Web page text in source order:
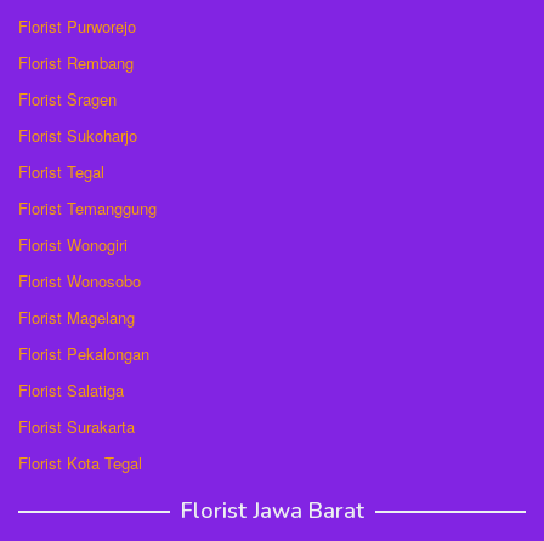
Florist Purworejo
Florist Rembang
Florist Sragen
Florist Sukoharjo
Florist Tegal
Florist Temanggung
Florist Wonogiri
Florist Wonosobo
Florist Magelang
Florist Pekalongan
Florist Salatiga
Florist Surakarta
Florist Kota Tegal
Florist Jawa Barat